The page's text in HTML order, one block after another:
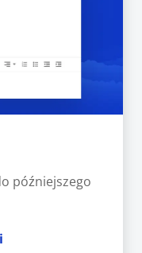
późniejszego